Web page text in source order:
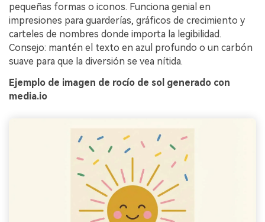
pequeñas formas o iconos. Funciona genial en
impresiones para guarderías, gráficos de crecimiento y
carteles de nombres donde importa la legibilidad.
Consejo: mantén el texto en azul profundo o un carbón
suave para que la diversión se vea nítida.
Ejemplo de imagen de rocío de sol generado con
media.io